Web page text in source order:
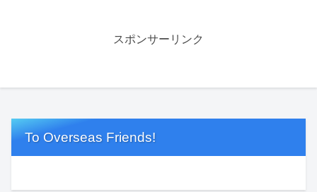
スポンサーリンク
To Overseas Friends!